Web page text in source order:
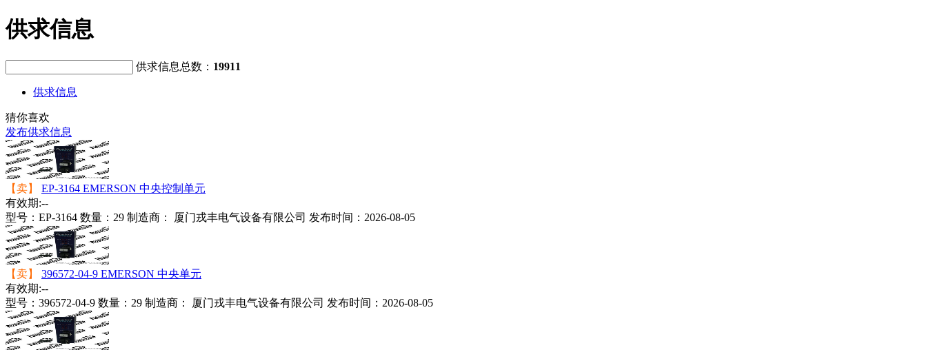
供求信息
供求信息总数： 19911
供求信息
猜你喜欢
发布供求信息
【卖】
EP-3164 EMERSON 中央控制单元
有效期:--
型号： EP-3164 数量： 29 制造商： 厦门戎丰电气设备有限公司 发布时间： 2026-08-05
【卖】
396572-04-9 EMERSON 中央单元
有效期:--
型号： 396572-04-9 数量： 29 制造商： 厦门戎丰电气设备有限公司 发布时间： 2026-08-05